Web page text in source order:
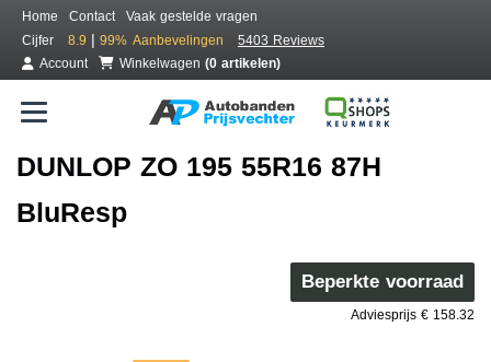
Home Contact
Vaak gestelde vragen
Cijfer
8.9 | 99% Aanbevelingen
5403 Reviews
Account
Winkelwagen (0 artikelen)
DUNLOP ZO 195 55R16 87H
BluResp
Beperkte voorraad
Adviesprijs € 158.32